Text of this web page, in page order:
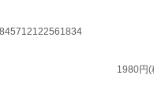
1980円(